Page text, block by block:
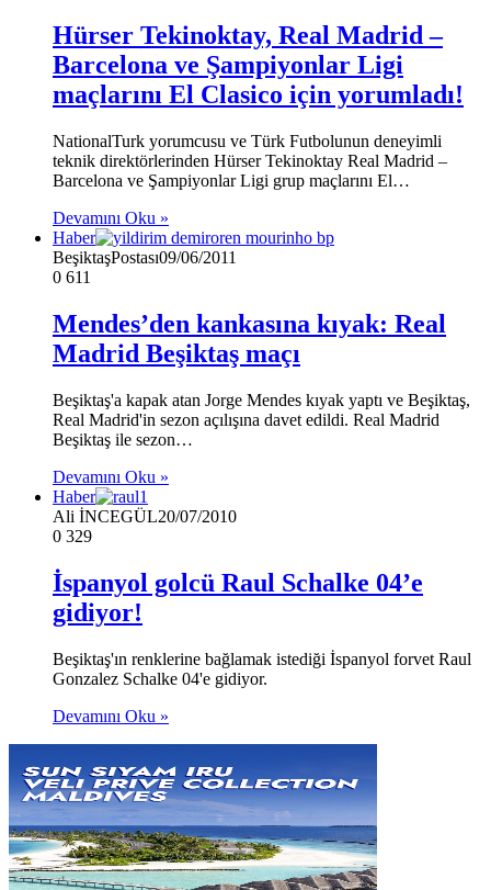
Hürser Tekinoktay, Real Madrid –
Barcelona ve Şampiyonlar Ligi
maçlarını El Clasico için yorumladı!
NationalTurk yorumcusu ve Türk Futbolunun deneyimli
teknik direktörlerinden Hürser Tekinoktay Real Madrid –
Barcelona ve Şampiyonlar Ligi grup maçlarını El…
Devamını Oku »
Haber
BeşiktaşPostası09/06/2011
0 611
Mendes’den kankasına kıyak: Real
Madrid Beşiktaş maçı
Beşiktaş'a kapak atan Jorge Mendes kıyak yaptı ve Beşiktaş,
Real Madrid'in sezon açılışına davet edildi. Real Madrid
Beşiktaş ile sezon…
Devamını Oku »
Haber
Ali İNCEGÜL20/07/2010
0 329
İspanyol golcü Raul Schalke 04’e
gidiyor!
Beşiktaş'ın renklerine bağlamak istediği İspanyol forvet Raul
Gonzalez Schalke 04'e gidiyor.
Devamını Oku »